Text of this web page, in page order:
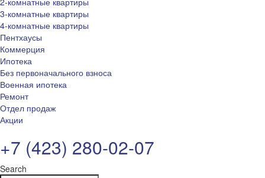
3-комнатные квартиры
4-комнатные квартиры
Пентхаусы
Коммерция
Ипотека
Без первоначального взноса
Военная ипотека
Ремонт
Отдел продаж
Акции
+7 (423) 280-02-07
Search